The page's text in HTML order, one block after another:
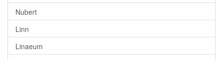
Nubert
Linn
Linaeum